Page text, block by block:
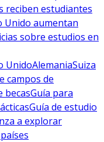
reciben estudiantes
Unido aumentan
sobre estudios en
UnidoAlemaniaSuiza
campos de
becasGuía para
Guía de estudio
a explorar